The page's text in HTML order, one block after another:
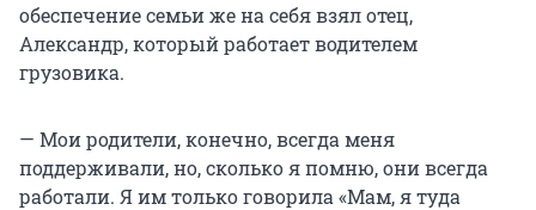
обеспечение семьи же на себя взял отец,
Александр, который работает водителем
грузовика.
— Мои родители, конечно, всегда меня
поддерживали, но, сколько я помню, они всегда
работали. Я им только говорила «Мам, я туда